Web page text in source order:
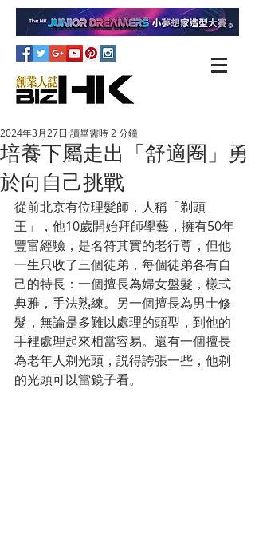
培養下屬走出「舒適圈」勇
於向自己挑戰
2024年3月27日 讀畢需時 2 分鐘
從前北京有位理髮師，人稱「剃頭
王」，他10歲開始拜師學藝，擁有50年
豐富經驗，是名符其實的老行尊，但他
一生只收了三個徒弟，每個徒弟各有自
己的特長：一個擅長為婦女盤髮，樣式
典雅，手法熟練。另一個擅長為男士修
髮，無論是多難以處理的頭型，到他的
手裡處理起來相當容易。還有一個擅長
為老年人剃光頭，説得誇張一些，他剃
的光頭可以當鏡子看。